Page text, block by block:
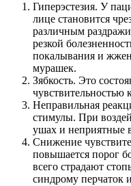
Гиперэстезия. У
лице становится
различным
резкой
покалывания и
мурашек.
Зябкость. Это
чувствительностью
Неправильная
стимулы. При
ушах и неприятные
Снижение
повышается порог
всего страдают
синдрому перчаток